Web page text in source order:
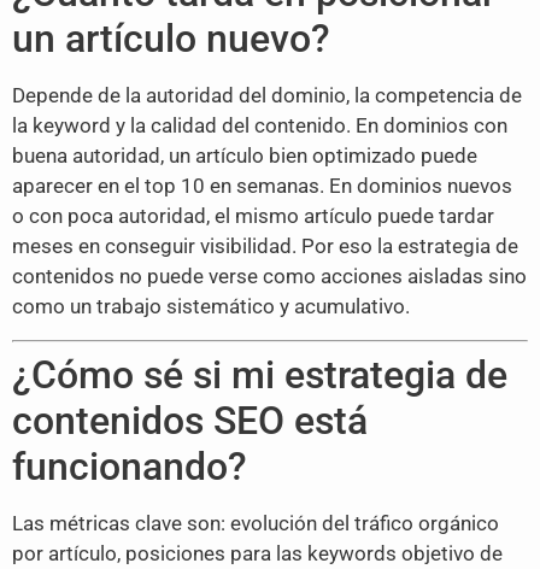
un artículo nuevo?
Depende de la autoridad del dominio, la competencia de
la keyword y la calidad del contenido. En dominios con
buena autoridad, un artículo bien optimizado puede
aparecer en el top 10 en semanas. En dominios nuevos
o con poca autoridad, el mismo artículo puede tardar
meses en conseguir visibilidad. Por eso la estrategia de
contenidos no puede verse como acciones aisladas sino
como un trabajo sistemático y acumulativo.
¿Cómo sé si mi estrategia de
contenidos SEO está
funcionando?
Las métricas clave son: evolución del tráfico orgánico
por artículo, posiciones para las keywords objetivo de